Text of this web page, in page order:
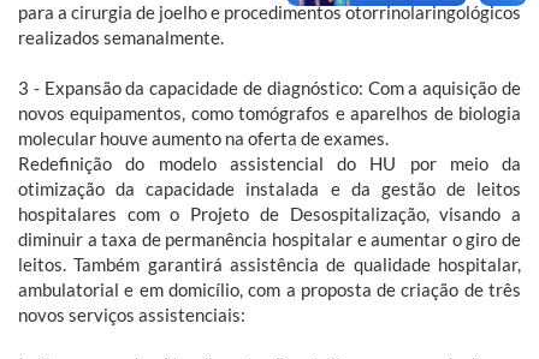
para a cirurgia de joelho e procedimentos otorrinolaringológicos
realizados semanalmente.
3 - Expansão da capacidade de diagnóstico: Com a aquisição de
novos equipamentos, como tomógrafos e aparelhos de biologia
molecular houve aumento na oferta de exames.
Redefinição do modelo assistencial do HU por meio da
otimização da capacidade instalada e da gestão de leitos
hospitalares com o Projeto de Desospitalização, visando a
diminuir a taxa de permanência hospitalar e aumentar o giro de
leitos. Também garantirá assistência de qualidade hospitalar,
ambulatorial e em domicílio, com a proposta de criação de três
novos serviços assistenciais: